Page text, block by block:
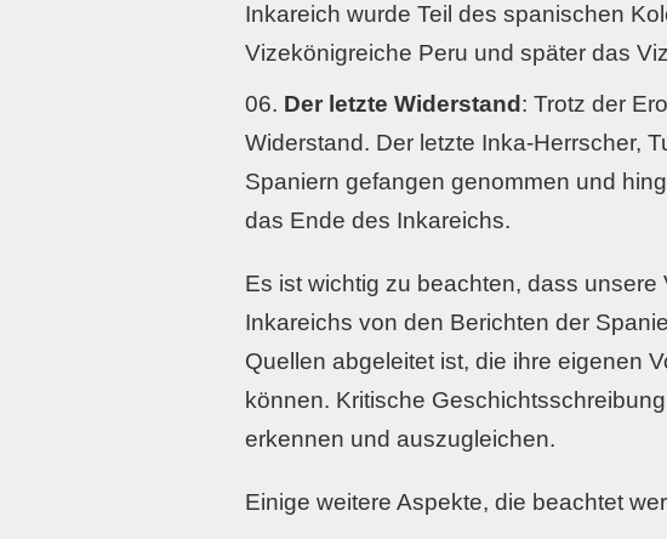
Inkareich wurde Teil des spanischen
Vizekönigreiche Peru und später das
Der letzte Widerstand : Trotz der
Widerstand. Der letzte Inka-Herrscher,
Spaniern gefangen genommen und
das Ende des Inkareichs.
Es ist wichtig zu beachten, dass
Inkareichs von den Berichten der
Quellen abgeleitet ist, die ihre eigenen
können. Kritische
erkennen und auszugleichen.
Einige weitere Aspekte, die beachtet